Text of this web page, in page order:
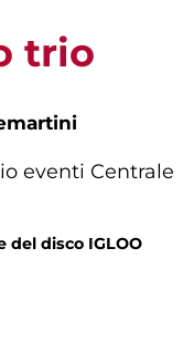
trio
eventi Centrale
del disco IGLOO